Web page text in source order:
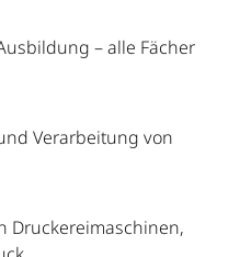
– alle Fächer
Verarbeitung von
Druckereimaschinen,